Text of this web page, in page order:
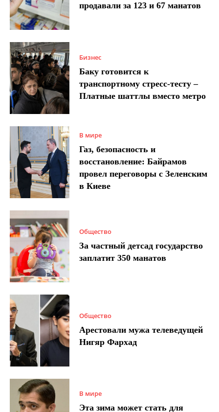
продавали за 123 и 67 манатов
Бизнес
Баку готовится к
транспортному стресс-тесту –
Платные шаттлы вместо метро
В мире
Газ, безопасность и
восстановление: Байрамов
провел переговоры с Зеленским
в Киеве
Общество
За частный детсад государство
заплатит 350 манатов
Общество
Арестовали мужа телеведущей
Нигяр Фархад
В мире
Эта зима может стать для